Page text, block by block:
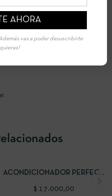
ACONDICIONADOR PERFECT
$ 17.000,00
vas a poder desuscribirte